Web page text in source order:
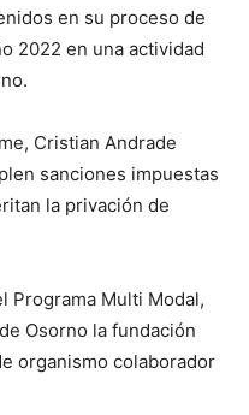
en su proceso de
2022 en una actividad
Cristian Andrade
sanciones impuestas
la privación de
Programa Multi Modal,
Osorno la fundación
organismo colaborador